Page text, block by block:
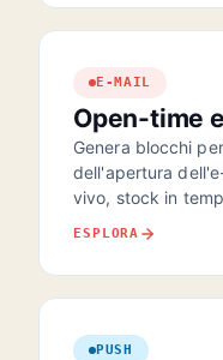
E-MAIL
Open-time
Genera blocchi
dell'apertura
vivo, stock in
ESPLORA
PUSH